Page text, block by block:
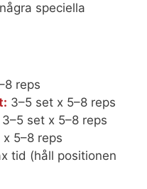
speciella
reps
3–5 set x 5–8 reps
3–5 set x 5–8 reps
5–8 reps
tid (håll positionen